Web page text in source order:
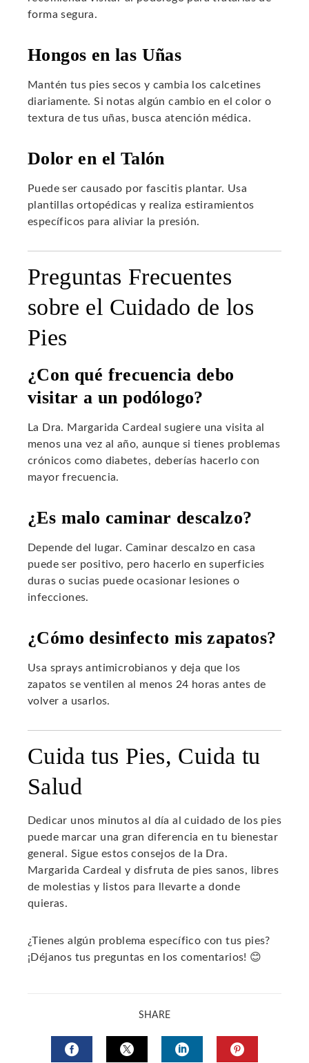
forma segura.
Hongos en las Uñas
Mantén tus pies secos y cambia los calcetines
diariamente. Si notas algún cambio en el color o
textura de tus uñas, busca atención médica.
Dolor en el Talón
Puede ser causado por fascitis plantar. Usa
plantillas ortopédicas y realiza estiramientos
específicos para aliviar la presión.
Preguntas Frecuentes
sobre el Cuidado de los
Pies
¿Con qué frecuencia debo
visitar a un podólogo?
La Dra. Margarida Cardeal sugiere una visita al
menos una vez al año, aunque si tienes problemas
crónicos como diabetes, deberías hacerlo con
mayor frecuencia.
¿Es malo caminar descalzo?
Depende del lugar. Caminar descalzo en casa
puede ser positivo, pero hacerlo en superficies
duras o sucias puede ocasionar lesiones o
infecciones.
¿Cómo desinfecto mis zapatos?
Usa sprays antimicrobianos y deja que los
zapatos se ventilen al menos 24 horas antes de
volver a usarlos.
Cuida tus Pies, Cuida tu
Salud
Dedicar unos minutos al día al cuidado de los pies
puede marcar una gran diferencia en tu bienestar
general. Sigue estos consejos de la Dra.
Margarida Cardeal y disfruta de pies sanos, libres
de molestias y listos para llevarte a donde
quieras.
¿Tienes algún problema específico con tus pies?
¡Déjanos tus preguntas en los comentarios! 😊
SHARE